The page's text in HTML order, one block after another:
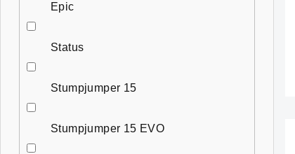
Epic
Status
Stumpjumper 15
Stumpjumper 15 EVO